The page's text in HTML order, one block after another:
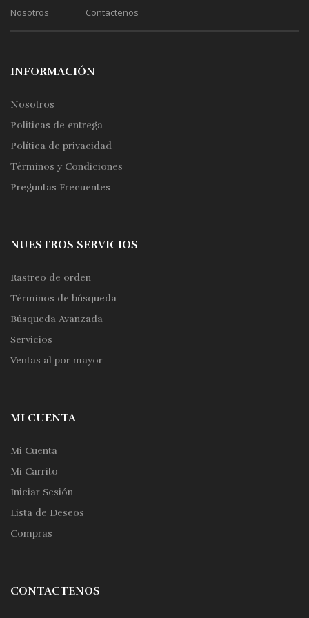
Nosotros
Contactenos
INFORMACIÓN
Nosotros
Politicas de entrega
Política de privacidad
Términos y Condiciones
Preguntas Frecuentes
NUESTROS SERVICIOS
Rastreo de orden
Términos de búsqueda
Búsqueda Avanzada
Servicios
Ventas al por mayor
MI CUENTA
Mi Cuenta
Mi Carrito
Iniciar Sesión
Lista de Deseos
Compras
CONTACTENOS